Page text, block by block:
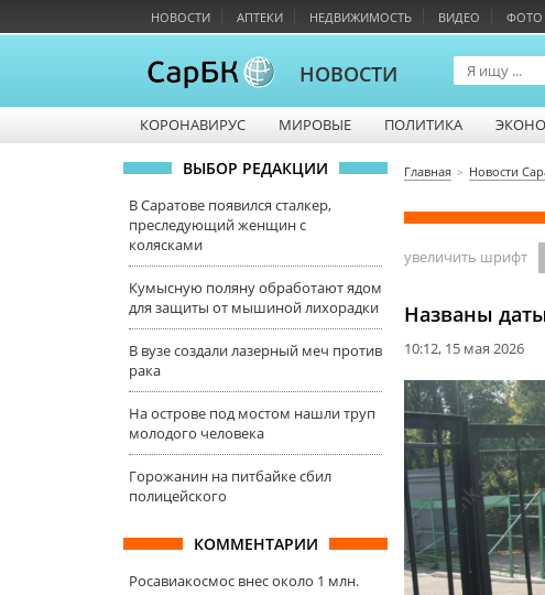
НОВОСТИ АПТЕКИ НЕДВИЖИМОСТЬ ВИДЕО ФОТО
НОВОСТИ
КОРОНАВИРУС МИРОВЫЕ ПОЛИТИКА
ВЫБОР РЕДАКЦИИ
В Саратове появился сталкер,
преследующий женщин с
колясками
Кумысную поляну обработают ядом
для защиты от мышиной лихорадки
В вузе создали лазерный меч против
рака
На острове под мостом нашли труп
молодого человека
Горожанин на питбайке сбил
полицейского
КОММЕНТАРИИ
Росавиакосмос внес около 1 млн.
Главная Новости
увеличить шрифт
Названы
10:12, 15 мая 2026